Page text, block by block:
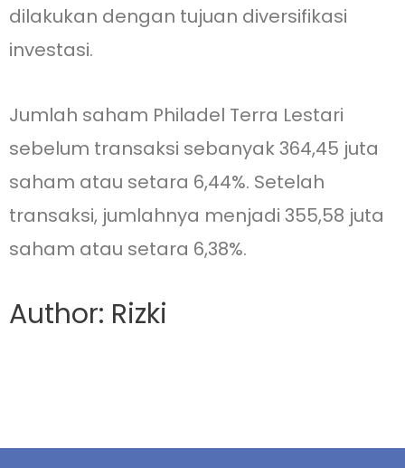
dilakukan dengan tujuan diversifikasi
investasi.
Jumlah saham Philadel Terra Lestari
sebelum transaksi sebanyak 364,45 juta
saham atau setara 6,44%. Setelah
transaksi, jumlahnya menjadi 355,58 juta
saham atau setara 6,38%.
Author: Rizki